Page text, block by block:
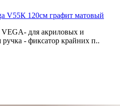
V55К 120см графит матовый
для акриловых и
- фиксатор крайних п..